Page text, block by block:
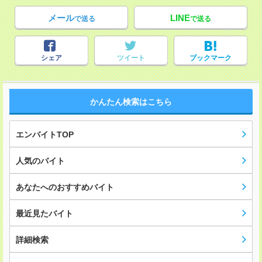
メールで送る LINEで送る
シェア ツイート ブックマーク
かんたん検索はこちら
エンバイトTOP
人気のバイト
あなたへのおすすめバイト
最近見たバイト
詳細検索